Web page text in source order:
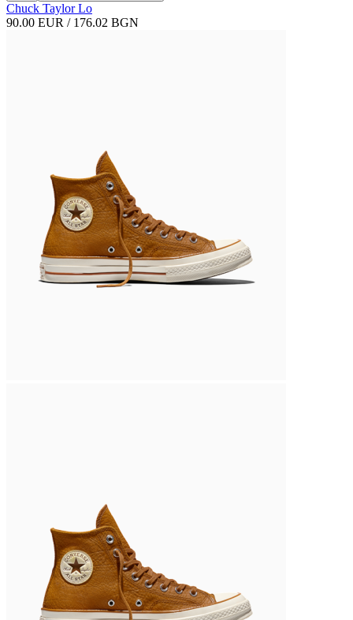
Chuck Taylor Lo
90.00 EUR / 176.02 BGN